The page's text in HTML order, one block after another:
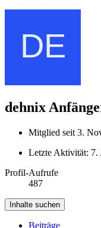
dehnix
Mitglied seit 3.
Letzte Aktivität: 7.
Profil-Aufrufe
487
Inhalte suchen
Beiträge